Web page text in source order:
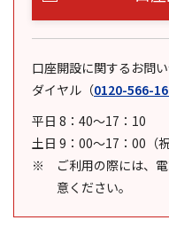
口座開設に関するお問
ダイヤル （0120-566-
平日 8：40～17：10
土日 9：00～17：00（
ご利用の際には、
意ください。